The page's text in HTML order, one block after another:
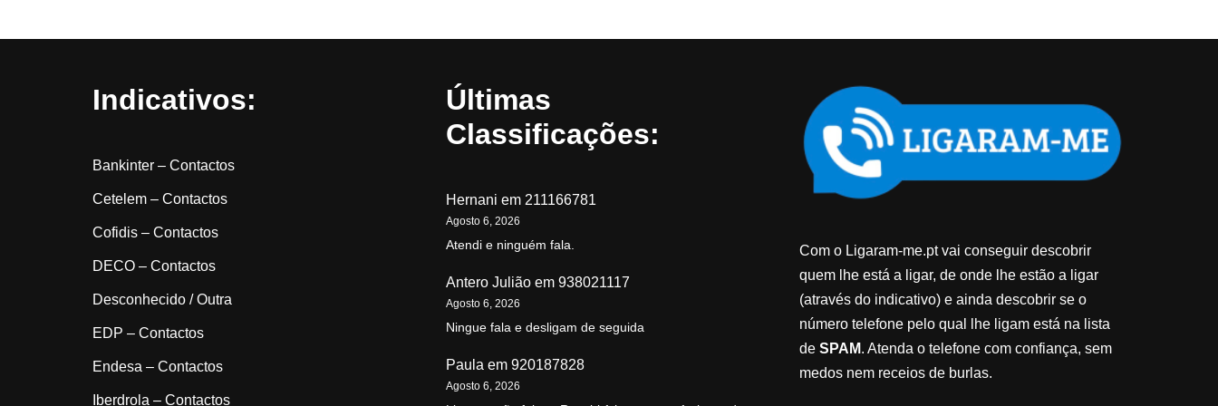
Indicativos:
Bankinter – Contactos
Cetelem – Contactos
Cofidis – Contactos
DECO – Contactos
Desconhecido / Outra
EDP – Contactos
Endesa – Contactos
Iberdrola – Contactos
Últimas
Classificações:
Hernani em 211166781
Agosto 6, 2026
Atendi e ninguém fala.
Antero Julião em 938021117
Agosto 6, 2026
Ningue fala e desligam de seguida
Paula em 920187828
Agosto 6, 2026
Com o Ligaram-me.pt vai conseguir descobrir
quem lhe está a ligar, de onde lhe estão a ligar
(através do indicativo) e ainda descobrir se o
número telefone pelo qual lhe ligam está na lista
de SPAM. Atenda o telefone com confiança, sem
medos nem receios de burlas.